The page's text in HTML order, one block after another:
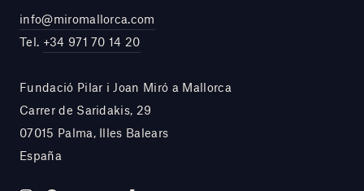
info@miromallorca.com
Tel. +34 971 70 14 20
Fundació Pilar i Joan Miró a Mallorca
Carrer de Saridakis, 29
07015 Palma, Illes Balears
España